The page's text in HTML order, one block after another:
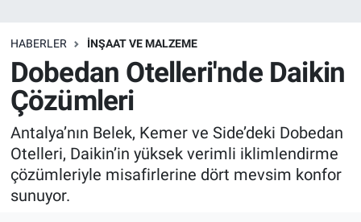
HABERLER İNŞAAT VE MALZEME
Dobedan Otelleri'nde Daikin
Çözümleri
Antalya’nın Belek, Kemer ve Side’deki Dobedan
Otelleri, Daikin’in yüksek verimli iklimlendirme
çözümleriyle misafirlerine dört mevsim konfor
sunuyor.
Depolama Çözümleri
İnşaat ve Malzeme
HaberOrtak
EndüstriST